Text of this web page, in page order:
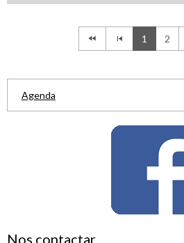
1 2
Agenda
Nos contactar